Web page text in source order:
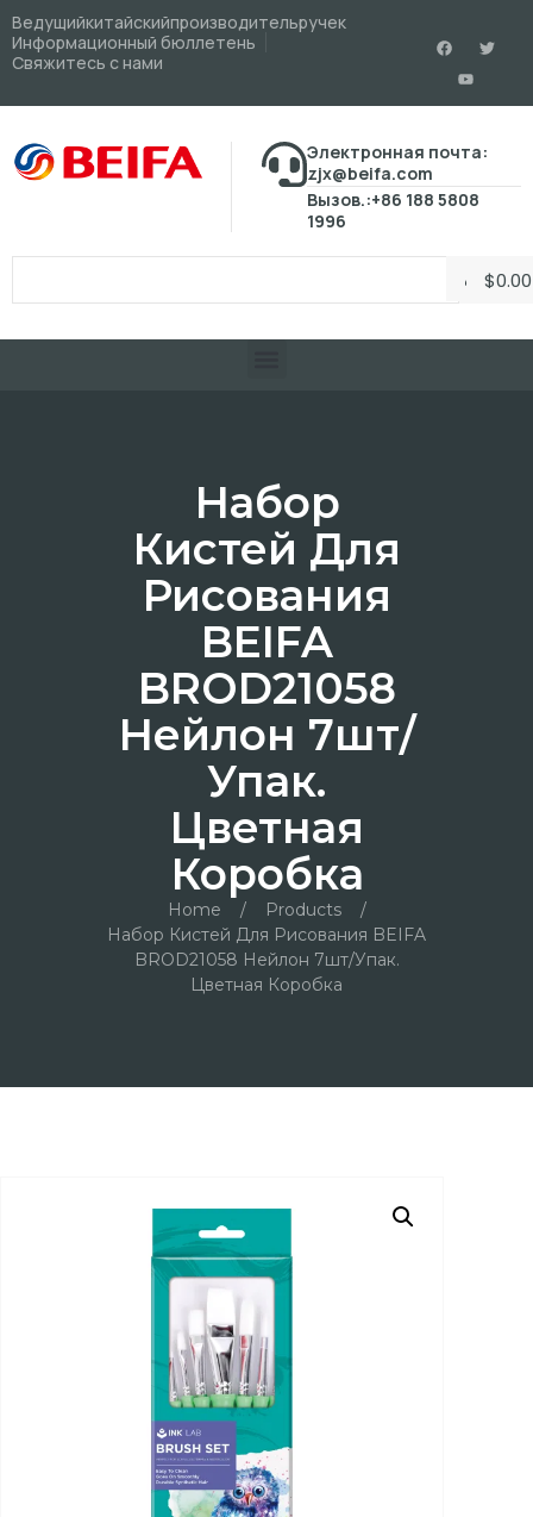
Ведущийкитайскийпроизводительручек
Информационный бюллетень
Свяжитесь с нами
Электронная почта:
zjx@beifa.com
Вызов.:+86 188 5808
1996
$0.00
Набор
Кистей Для
Рисования
BEIFA
BROD21058
Нейлон 7шт/
Упак.
Цветная
Коробка
Home / Products
/
Набор Кистей Для Рисования BEIFA
BROD21058 Нейлон 7шт/упак.
Цветная Коробка